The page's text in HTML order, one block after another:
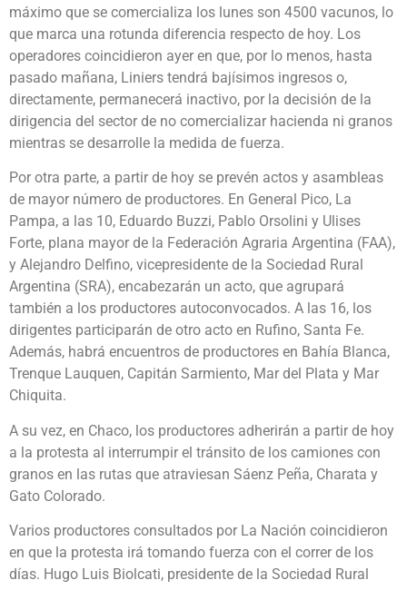
máximo que se comercializa los lunes son 4500 vacunos, lo
que marca una rotunda diferencia respecto de hoy. Los
operadores coincidieron ayer en que, por lo menos, hasta
pasado mañana, Liniers tendrá bajísimos ingresos o,
directamente, permanecerá inactivo, por la decisión de la
dirigencia del sector de no comercializar hacienda ni granos
mientras se desarrolle la medida de fuerza.
Por otra parte, a partir de hoy se prevén actos y asambleas
de mayor número de productores. En General Pico, La
Pampa, a las 10, Eduardo Buzzi, Pablo Orsolini y Ulises
Forte, plana mayor de la Federación Agraria Argentina (FAA),
y Alejandro Delfino, vicepresidente de la Sociedad Rural
Argentina (SRA), encabezarán un acto, que agrupará
también a los productores autoconvocados. A las 16, los
dirigentes participarán de otro acto en Rufino, Santa Fe.
Además, habrá encuentros de productores en Bahía Blanca,
Trenque Lauquen, Capitán Sarmiento, Mar del Plata y Mar
Chiquita.
A su vez, en Chaco, los productores adherirán a partir de hoy
a la protesta al interrumpir el tránsito de los camiones con
granos en las rutas que atraviesan Sáenz Peña, Charata y
Gato Colorado.
Varios productores consultados por La Nación coincidieron
en que la protesta irá tomando fuerza con el correr de los
días. Hugo Luis Biolcati, presidente de la Sociedad Rural